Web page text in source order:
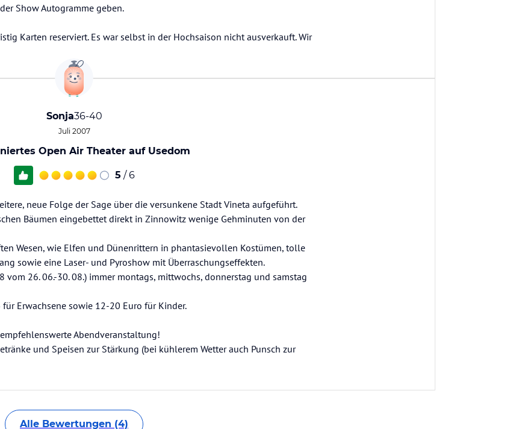
Show Autogramme geben.
Karten reserviert. Es war selbst in der Hochsaison nicht ausverkauft. Wir
Sonja36-40
Juli 2007
Open Air Theater auf Usedom
5 / 6
neue Folge der Sage über die versunkene Stadt Vineta aufgeführt.
Bäumen eingebettet direkt in Zinnowitz wenige Gehminuten von der
Wesen, wie Elfen und Dünenrittern in phantasievollen Kostümen, tolle
sowie eine Laser- und Pyroshow mit Überraschungseffekten.
vom 26. 06.-30. 08.) immer montags, mittwochs, donnerstag und samstag
Erwachsene sowie 12-20 Euro für Kinder.
Abendveranstaltung!
und Speisen zur Stärkung (bei kühlerem Wetter auch Punsch zur
Alle Bewertungen (4)